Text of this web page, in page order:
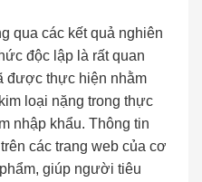
qua các kết quả nghiên
độc lập là rất quan
được thực hiện nhằm
loại nặng trong thực
nhập khẩu. Thông tin
các trang web của cơ
giúp người tiêu